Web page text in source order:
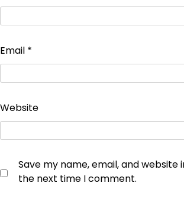
Email *
Website
Save my name, email, and website
the next time I comment.